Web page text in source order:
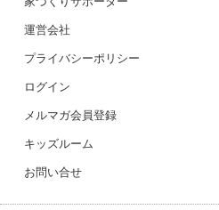
運営会社
プライバシーポリシー
ログイン
メルマガ会員登録
キッズルーム
お問い合せ